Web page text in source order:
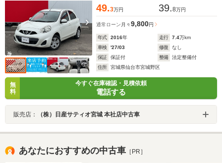
49.3万円 39.8万円
通常ローン 月々9,800円
年式 2016年 走行 7.4万km
車検
'27/03 修復
なし
保証
保証付 整備
法定整備付
住所
宮城県仙台市宮城野区
無
料
今すぐ在庫確認・見積依頼
電話する
販売店： （株）日産サティオ宮城 本社店中古車
あなたにおすすめの中古車 ［PR］